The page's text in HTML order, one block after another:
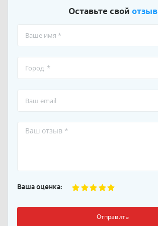
Оставьте свой отзыв
Ваша оценка:
Отправить